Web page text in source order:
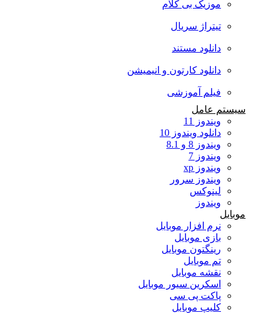
موزیک بی کلام
تیتراژ سریال
دانلود مستند
دانلود کارتون و انیمیشن
فیلم آموزشی
سیستم عامل
ویندوز 11
دانلود ویندوز 10
ویندوز 8 و 8.1
ویندوز 7
ویندوز xp
ویندوز سرور
لینوکس
ویندوز
موبایل
نرم افزار موبایل
بازی موبایل
رینگتون موبایل
تم موبایل
نقشه موبایل
اسکرین سیور موبایل
پاکت پی سی
کلیپ موبایل